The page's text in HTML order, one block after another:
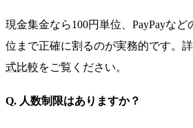
現金集金なら100円単位、PayPayな
位まで正確に割るのが実務的です。
式比較をご覧ください。
Q. 人数制限はありますか？